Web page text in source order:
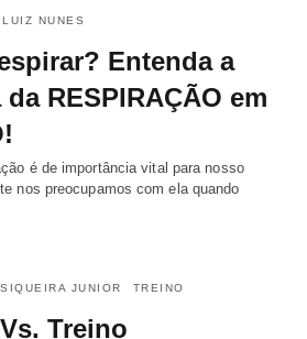
NUNES
Entenda a
RESPIRAÇÃO em
é de importância vital para nosso
nos preocupamos com ela quando
JUNIOR TREINO
Treino